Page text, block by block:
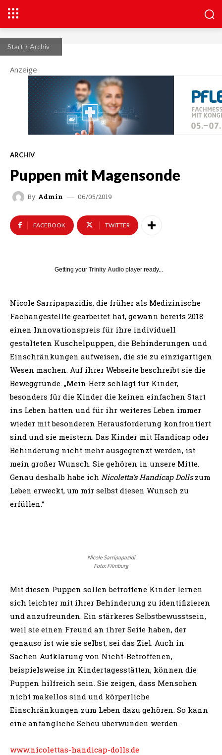
Start Archiv
Anzeige
ARCHIV
Puppen mit Magensonde
By Admin 06/05/2019
FACEBOOK TWITTER
Getting your Trinity Audio player ready...
Nicole Sarripapazidis, die früher als Medizinische
Fachangestellte gearbeitet hat, gewann bereits 2018
einen Innovationspreis für ihre individuell
gestalteten Kuschelpuppen, die Behinderungen und
Einschränkungen aufweisen, die sie zu einzigartigen
Wesen machen. Auf ihrer Webseite beschreibt sie die
Beweggründe. „Mein Herz schlägt für Kinder,
besonders für die Kinder die keinen einfachen Start
ins Leben hatten und für ihr weiteres Leben immer
wieder mit besonderen Herausforderung konfrontiert
sind und sie meistern. Das Kinder mit Handicap oder
Behinderung nicht mehr ausgegrenzt werden, ist
mein großer Wunsch. Sie gehören in unsere Mitte.
Genau deshalb habe ich Nicoletta’s Handicap Dollszum
Leben erweckt, um mir selbst diesen Wunsch zu
erfüllen.“
Nicole Sarripapazidi
Foto: Filmburg
Mit diesen Puppen sollen betroffene Kinder lernen
sich leichter mit ihrer Behinderung zu identifizieren
und anzufreunden. Ein stärkeres Selbstbewusstsein,
weil sie einen Freund an ihrer Seite haben, der
genauso ist wie sie selbst, sei das Ziel. Auch in
Sachen Aufklärung von Nicht-Betroffenen,
beispielsweise in Kindertagesstätten, können die
Puppen hilfreich sein. Sie zeigen, dass Menschen
nicht makellos sind und körperliche
Einschränkungen zum Leben dazu gehören. So kann
eine anfängliche Scheu überwunden werden.
www.nicolettas-handicap-dolls.de